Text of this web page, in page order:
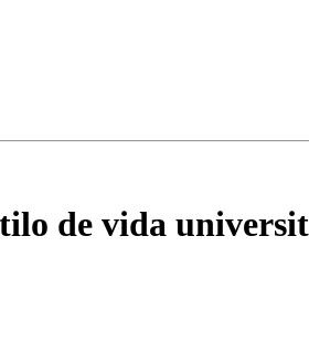
de vida